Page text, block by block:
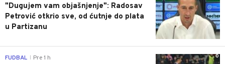
"Dugujem vam objašnjenje": Radosav
Petrović otkrio sve, od ćutnje do plata
u Partizanu
0
FUDBAL Pre 1 h